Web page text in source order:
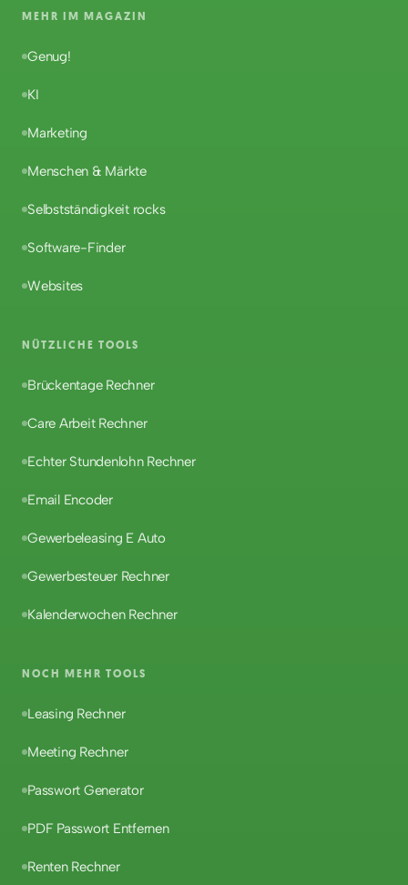
MEHR IM MAGAZIN
Genug!
KI
Marketing
Menschen & Märkte
Selbstständigkeit rocks
Software-Finder
Websites
NÜTZLICHE TOOLS
Brückentage Rechner
Care Arbeit Rechner
Echter Stundenlohn Rechner
Email Encoder
Gewerbeleasing E Auto
Gewerbesteuer Rechner
Kalenderwochen Rechner
NOCH MEHR TOOLS
Leasing Rechner
Meeting Rechner
Passwort Generator
PDF Passwort Entfernen
Renten Rechner